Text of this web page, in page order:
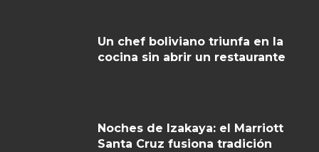
Un chef boliviano triunfa en la
cocina sin abrir un restaurante
Noches de Izakaya: el Marriott
Santa Cruz fusiona tradición